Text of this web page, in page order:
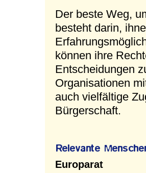
Der beste Weg,
besteht darin,
können ihre
Entscheidungen
Organisationen
auch vielfältige
Bürgerschaft.
Europarat